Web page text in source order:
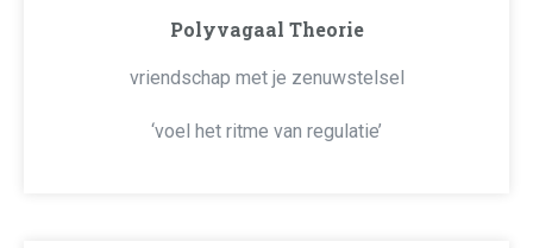
Polyvagaal Theorie
vriendschap met je zenuwstelsel
‘voel het ritme van regulatie’